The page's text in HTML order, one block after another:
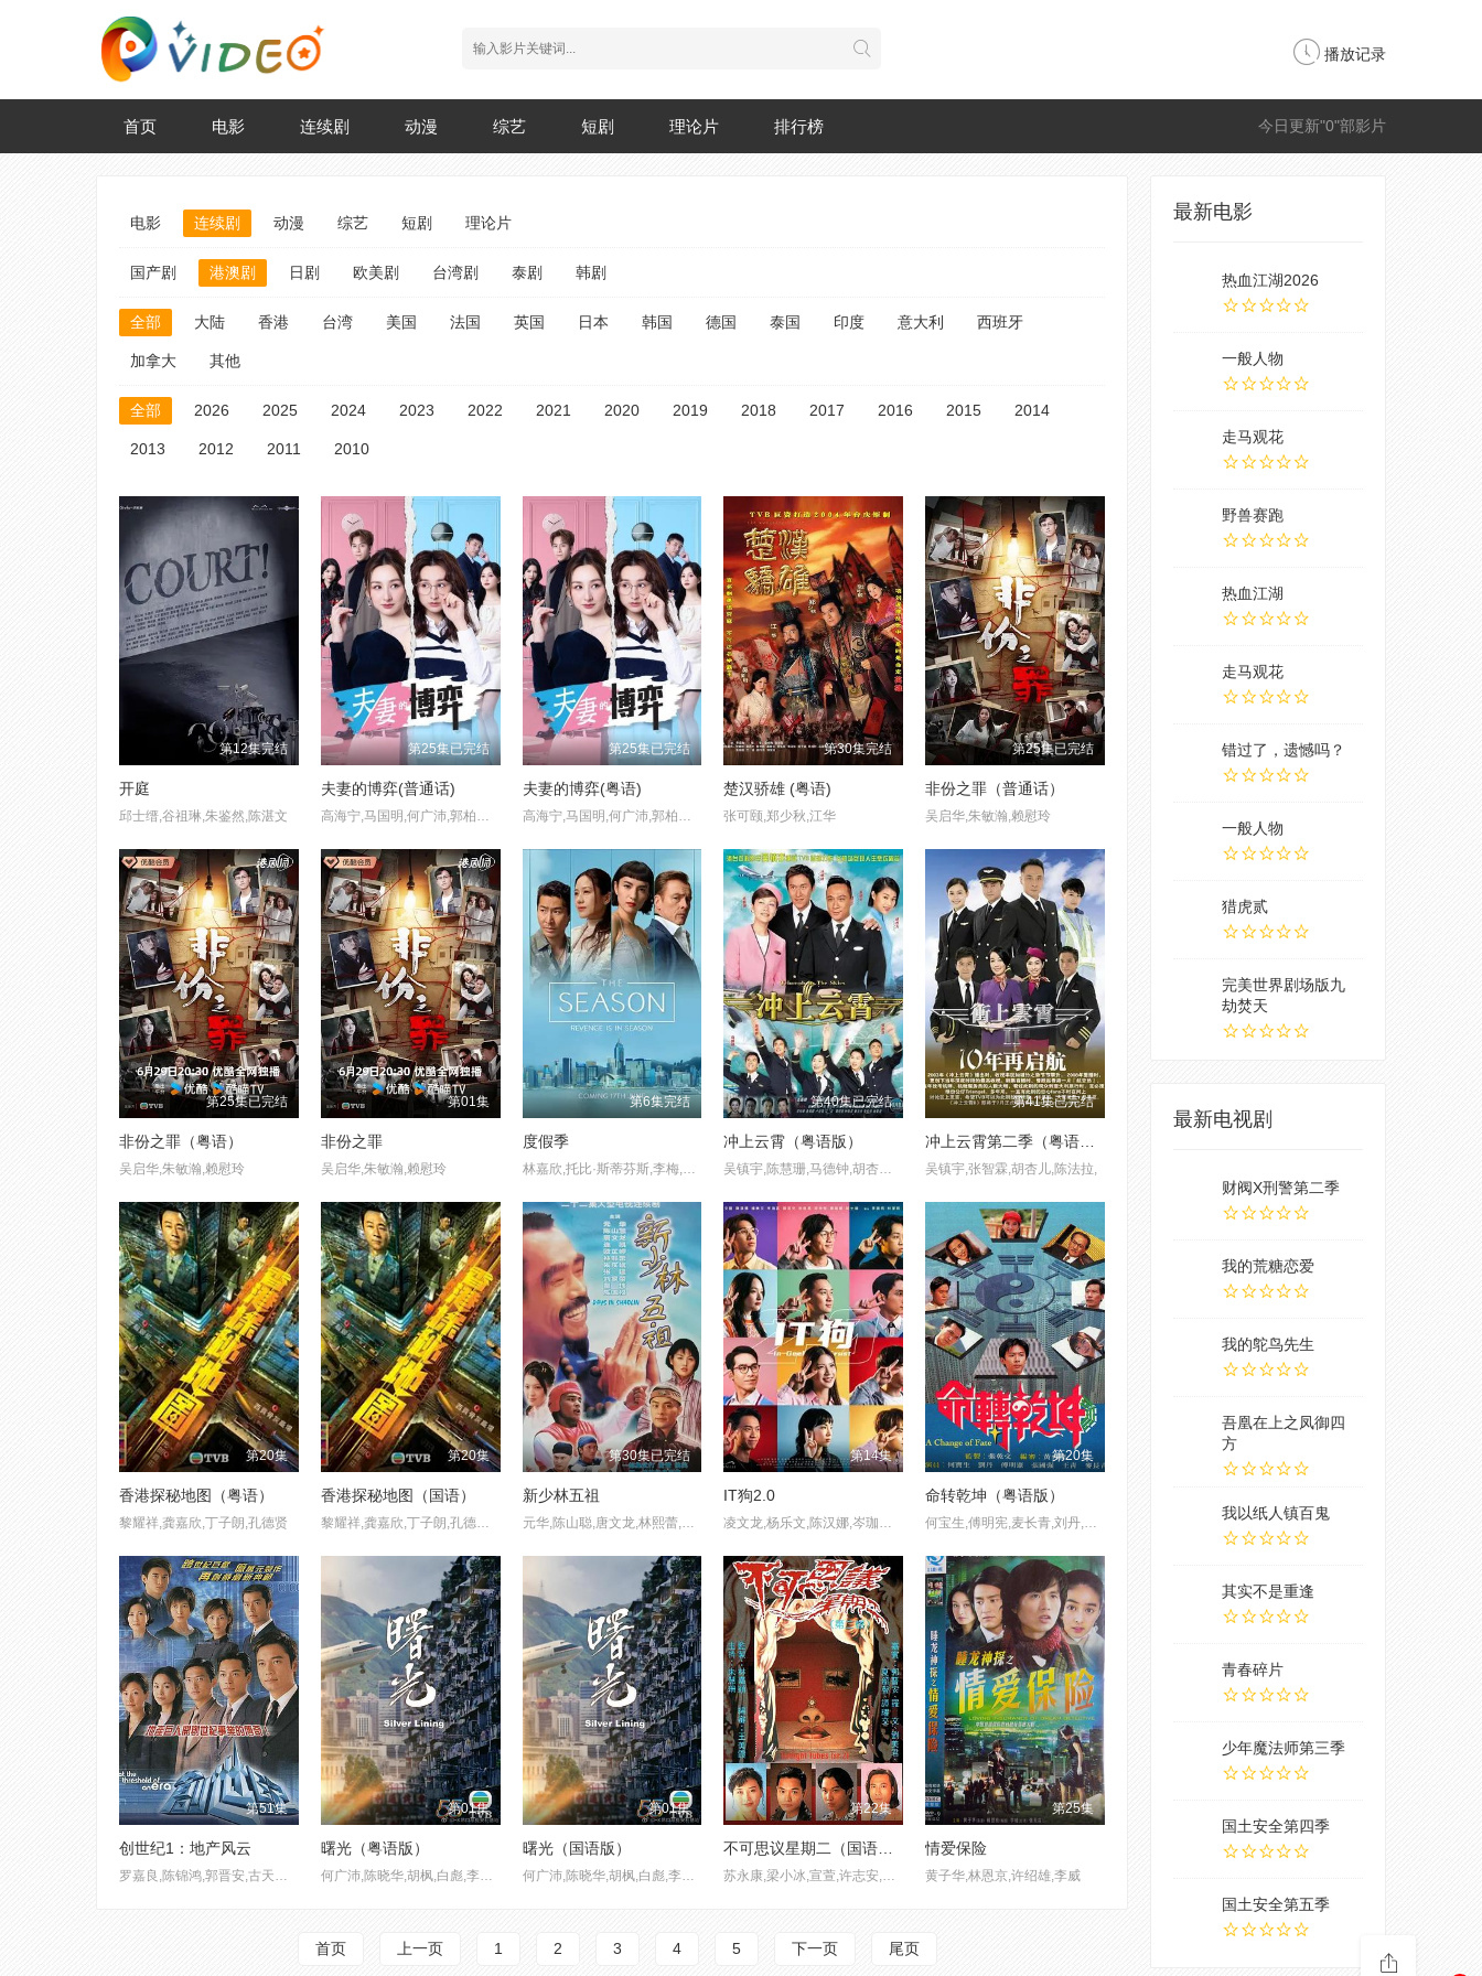
播放记录
今日更新"0"部影片
首页 电影 连续剧 动漫 综艺 短剧 理论片 排行榜
电影 连续剧 动漫 综艺 短剧 理论片
国产剧 港澳剧 日剧 欧美剧 台湾剧 泰剧 韩剧
全部 大陆 香港 台湾 美国 法国 英国 日本 韩国 德国 泰国 印度 意大利 西班牙
加拿大 其他
全部 2026 2025 2024 2023 2022 2021 2020 2019 2018 2017 2016 2015 2014
2013 2012 2011 2010
第12集完结
开庭
邱士缙,谷祖琳,朱鉴然,陈湛文
第25集已完结
夫妻的博弈(普通话)
高海宁,马国明,何广沛,郭柏妍,黄智贤
第25集已完结
夫妻的博弈(粤语)
高海宁,马国明,何广沛,郭柏妍,黄智贤
第30集完结
楚汉骄雄 (粤语)
张可颐,郑少秋,江华
第25集已完结
非份之罪（普通话）
吴启华,朱敏瀚,赖慰玲
第25集已完结
非份之罪（粤语）
吴启华,朱敏瀚,赖慰玲
第01集
非份之罪
吴启华,朱敏瀚,赖慰玲
第6集完结
度假季
林嘉欣,托比·斯蒂芬斯,李梅,钱裕扬,伊冯娜·查普曼,卢靖姗,木村光希,李载允,Karena,Ka-Yan,Lam,卢瀚霆,骆振伟,邱彦筒,Lyman,Heung,Mishy,Lee
第40集已完结
冲上云霄（粤语版）
吴镇宇,陈慧珊,马德钟,胡杏儿,叶璇,吴卓羲,陈键锋,黄宗泽,马国明,林晓峰,苏玉华,石修,韩马利,胡定欣,钟丽淇,郭政鸿,卢宛茵,蔡国庆,苏恩磁,陈荣峻,罗冠兰,陈韵文,刘江,河国荣,黄纪莹,姚莹莹,陈秀珠,邵卓尧,康华,陈奕迅,骆应钧,李国麟
第41集已完结
冲上云霄第二季（粤语版）
吴镇宇,张智霖,胡杏儿,陈法拉,
第20集
香港探秘地图（粤语）
黎耀祥,龚嘉欣,丁子朗,孔德贤
第20集
香港探秘地图（国语）
第30集已完结
新少林五祖
第14集
IT狗2.0
第20集
命转乾坤（粤语版）
第51集
创世纪1：地产风云
第01集
曙光（粤语版）
何广沛,陈晓华,胡枫,白彪,李成昌
第01集
曙光（国语版）
何广沛,陈晓华,胡枫,白彪,李成昌
第22集 第25集
情爱保险
黄子华,林恩京,许绍雄,李威
首页 上一页 1 2 3 4 5 下一页 尾页
最新电影
热血江湖2026
一般人物
走马观花
野兽赛跑
热血江湖
走马观花
错过了，遗憾吗？
一般人物
猎虎贰
​完美世界剧场版九
劫焚天​
最新电视剧
财阀X刑警第二季
我的荒糖恋爱
我的鸵鸟先生
吾凰在上之凤御四
方
我以纸人镇百鬼
其实不是重逢
青春碎片
少年魔法师第三季
国土安全第四季
国土安全第五季